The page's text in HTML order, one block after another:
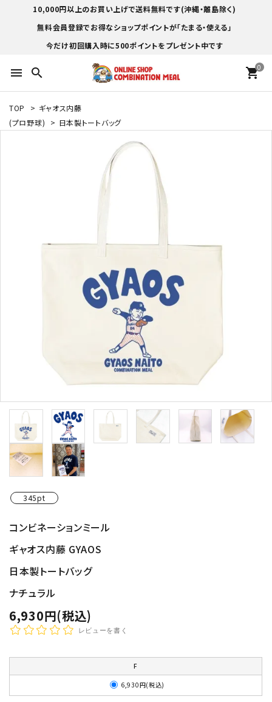
10,000円以上のお買い上げで送料無料です(沖縄・離島除く)
無料会員登録でお得なショップポイントが「たまる・使える」
今だけ初回購入時に500ポイントをプレゼント中です
menu search 0
shopping_cart
TOP > ギャオス内藤
(プロ野球)
> 日本製トートバッグ
345pt
コンビネーションミール
ギャオス内藤 GYAOS
日本製トートバッグ
ナチュラル
6,930円(税込)
レビューを書く
F
6,930円(税込)